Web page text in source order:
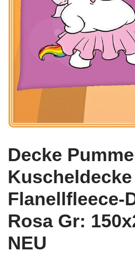
Decke
Kuscheldecke
Flanellfleece-
Rosa Gr:
NEU